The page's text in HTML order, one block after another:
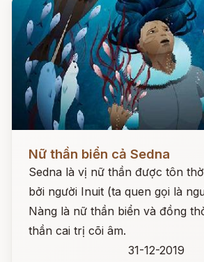
Nữ thần biển cả Sedna
Sedna là vị nữ thần được tôn
bởi người Inuit (ta quen gọi là
Nàng là nữ thần biển và đồng
thần cai trị cõi âm.
31-12-2019